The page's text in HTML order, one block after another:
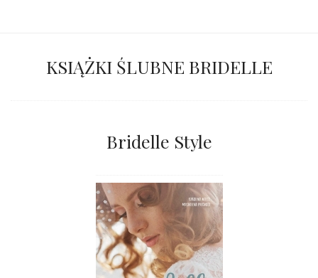
KSIĄŻKI ŚLUBNE BRIDELLE
Bridelle Style